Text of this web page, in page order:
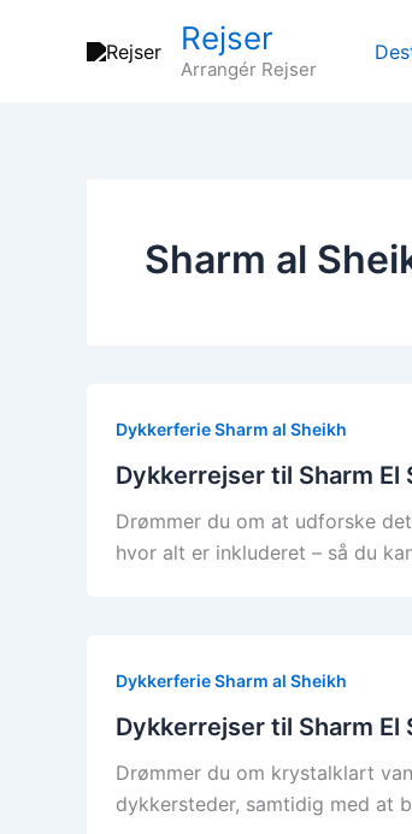
Rejser
Arrangér Rejser
Sharm al
Dykkerferie Sharm al Sheikh
Dykkerrejser til Sharm
Drømmer du om at udforske
hvor alt er inkluderet – så du
Dykkerferie Sharm al Sheikh
Dykkerrejser til Sharm
Drømmer du om krystalklart
dykkersteder, samtidig med at